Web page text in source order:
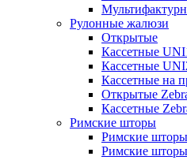
Рулонные жалюзи
Открытые
Кассетные
Кассетные
Кассетные на
Открытые
Кассетные
Римские шторы
Римские
Римские шторы